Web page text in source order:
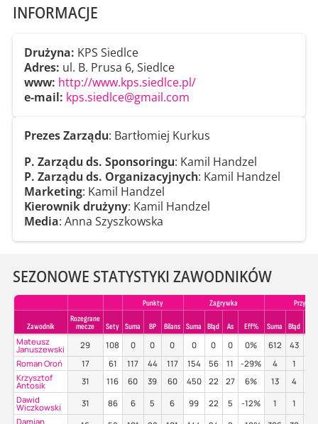
INFORMACJE
Drużyna: KPS Siedlce
Adres: ul. B. Prusa 6, Siedlce
www: http://www.kps.siedlce.pl/
e-mail: kps.siedlce@gmail.com
Prezes Zarządu: Bartłomiej Kurkus
P. Zarządu ds. Sponsoringu: Kamil Handzel
P. Zarządu ds. Organizacyjnych: Kamil Handzel
Marketing: Kamil Handzel
Kierownik drużyny: Kamil Handzel
Media: Anna Szyszkowska
SEZONOWE STATYSTYKI ZAWODNIKÓW
Punkty Zagrywka
Zawodnik
Rozegrane
mecze
Sety Suma BP Bilans Suma Błąd As Eff% Suma Błąd
Mateusz
Januszewski 29 108 0 0 0 0 0 0 0% 612 43
Roman Oroń
17 61 117 44 117 154 56 11 -29% 4 1
Krzysztof
Antosik 31 116 60 39 60 450 22 27 6% 13 4
Dawid
Wiczkowski 31 86 6 5 6 99 22 5 -12% 1 1
Damian